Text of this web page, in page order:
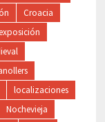
Croacia
localizaciones
Nochevieja